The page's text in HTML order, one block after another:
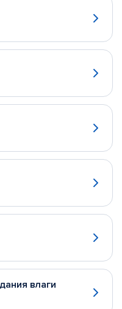
влаги